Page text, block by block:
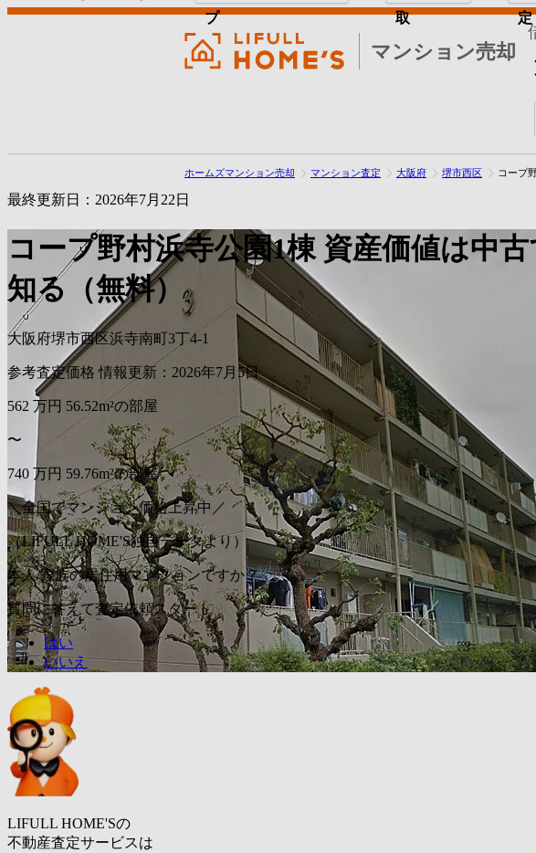
マンション売却
プ 取 定
ホームズマンション売却 マンション査定 大阪府 堺市西区 コープ
最終更新日：2026年7月22日
コープ野村浜寺公園1棟 資産価値は中
知る（無料）
大阪府堺市西区浜寺南町3丁4-1
参考査定価格 情報更新：2026年7月5日
562 万円 56.52m²の部屋
〜
740 万円 59.76m²の部屋
＼全国でマンション価格上昇中／
（LIFULL HOME'S独自データより）
本人/家族の居住用マンションですか？
質問に答えて査定依頼スタート
はい
いいえ
LIFULL HOME'Sの
不動産査定サービスは